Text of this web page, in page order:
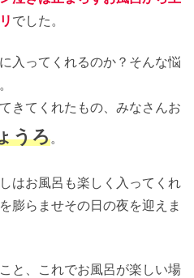
でした。
入ってくれるのか？そんな悩
きてくれたもの、みなさんお
うろ。
はお風呂も楽しく入ってくれ
膨らませその日の夜を迎えま
と、これでお風呂が楽しい場